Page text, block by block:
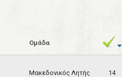
Ομάδα
Μακεδονικός Λητής 14